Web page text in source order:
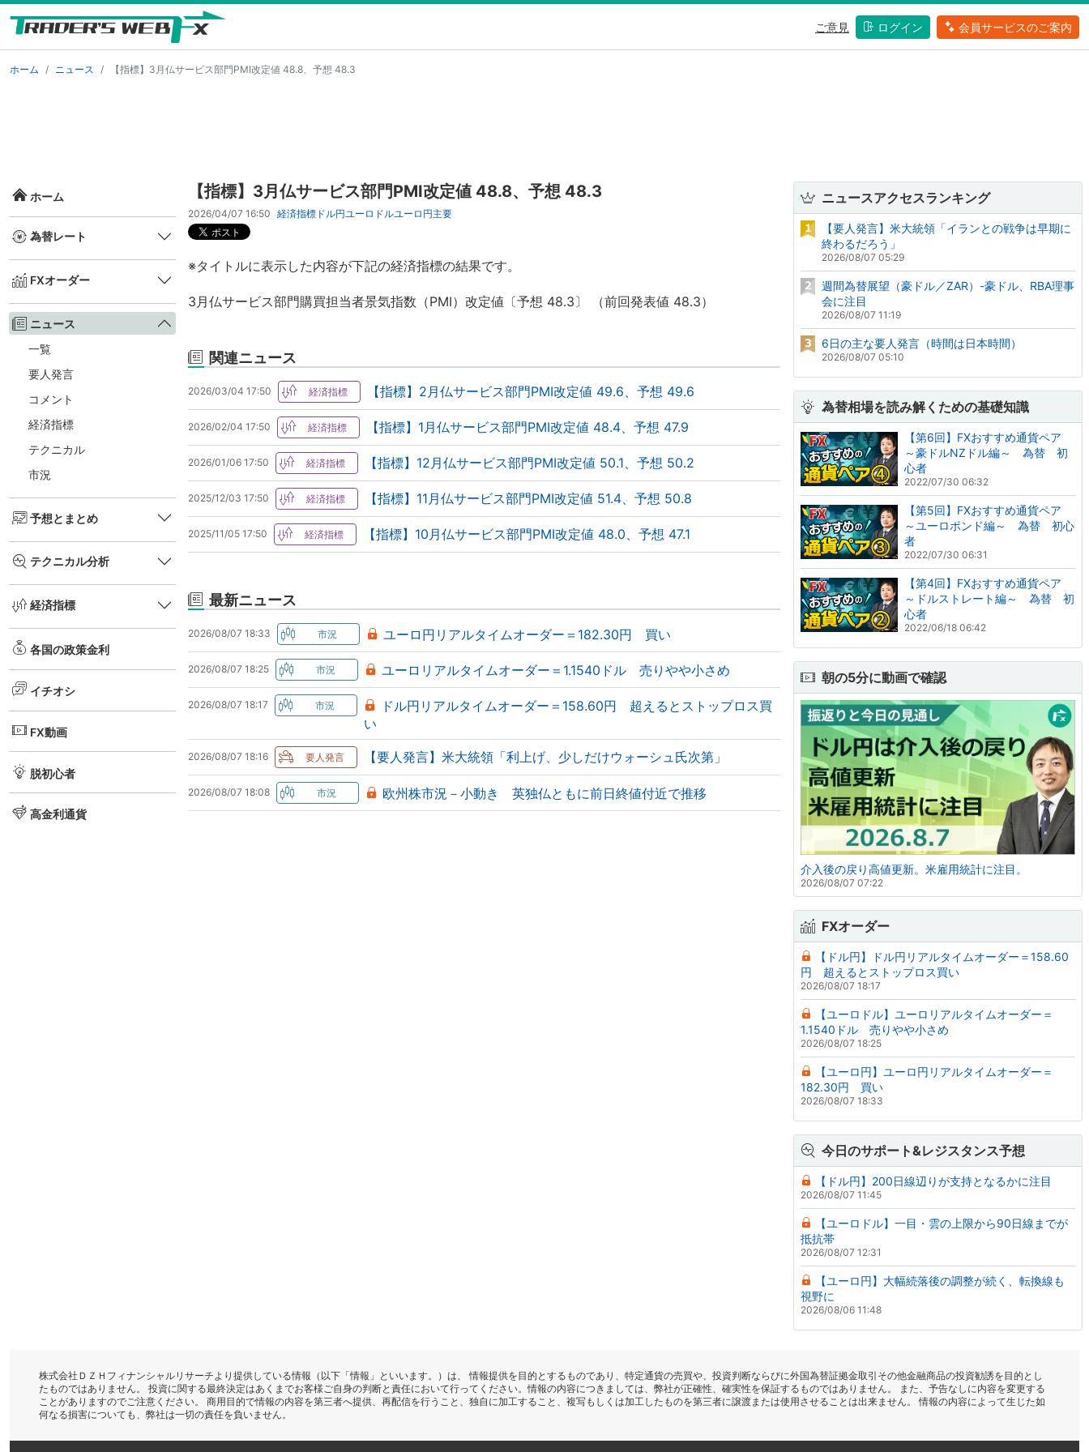
ご意見 ログイン 会員サービスのご案内
ホーム ニュース 【指標】3月仏サービス部門PMI改定値 48.8、予想 48.3
ホーム
為替レート
FXオーダー
ニュース
一覧
要人発言
コメント
経済指標
テクニカル
市況
予想とまとめ
テクニカル分析
経済指標
各国の政策金利
イチオシ
FX動画
脱初心者
高金利通貨
【指標】3月仏サービス部門PMI改定値 48.8、予想 48.3
2026/04/07 16:50 経済指標 ドル円ユーロドルユーロ円主要
※タイトルに表示した内容が下記の経済指標の結果です。
3月仏サービス部門購買担当者景気指数（PMI）改定値〔予想 48.3〕 （前回発表値 48.3）
関連ニュース
2026/03/04 17:50 【指標】2月仏サービス部門PMI改定値 49.6、予想 49.6
2026/02/04 17:50 【指標】1月仏サービス部門PMI改定値 48.4、予想 47.9
2026/01/06 17:50 【指標】12月仏サービス部門PMI改定値 50.1、予想 50.2
2025/12/03 17:50 【指標】11月仏サービス部門PMI改定値 51.4、予想 50.8
2025/11/05 17:50 【指標】10月仏サービス部門PMI改定値 48.0、予想 47.1
最新ニュース
2026/08/07 18:33 ユーロ円リアルタイムオーダー＝182.30円 買い
2026/08/07 18:25 ユーロリアルタイムオーダー＝1.1540ドル 売りやや小さめ
2026/08/07 18:17
ドル円リアルタイムオーダー＝158.60円 超えるとストップロス買
い
2026/08/07 18:16 【要人発言】米大統領「利上げ、少しだけウォーシュ氏次第」
2026/08/07 18:08 欧州株市況－小動き 英独仏ともに前日終値付近で推移
ニュースアクセスランキング
【要人発言】米大統領「イランとの戦争は早期に
終わるだろう」
2026/08/07 05:29
週間為替展望（豪ドル／ZAR）-豪ドル、RBA理事
会に注目
2026/08/07 11:19
6日の主な要人発言（時間は日本時間）
2026/08/07 05:10
為替相場を読み解くための基礎知識
【第6回】FXおすすめ通貨ペア
～豪ドルNZドル編～ 為替 初
心者
2022/07/30 06:32
【第5回】FXおすすめ通貨ペア
～ユーロポンド編～ 為替 初心
者
2022/07/30 06:31
【第4回】FXおすすめ通貨ペア
～ドルストレート編～ 為替 初
心者
2022/06/18 06:42
朝の5分に動画で確認
介入後の戻り高値更新。米雇用統計に注目。
2026/08/07 07:22
FXオーダー
【ドル円】ドル円リアルタイムオーダー＝158.60
円 超えるとストップロス買い
2026/08/07 18:17
【ユーロドル】ユーロリアルタイムオーダー＝
1.1540ドル 売りやや小さめ
2026/08/07 18:25
【ユーロ円】ユーロ円リアルタイムオーダー＝
182.30円 買い
2026/08/07 18:33
今日のサポート&レジスタンス予想
【ドル円】200日線辺りが支持となるかに注目
2026/08/07 11:45
【ユーロドル】一目・雲の上限から90日線までが
抵抗帯
2026/08/07 12:31
【ユーロ円】大幅続落後の調整が続く、転換線も
視野に
2026/08/06 11:48
株式会社ＤＺＨフィナンシャルリサーチより提供している情報（以下「情報」といいます。）は、 情報提供を目的とするものであり、特定通貨の売買や、投資判断ならびに外国為替証拠金取引その他金融商品の投資勧誘を目的とし
たものではありません。 投資に関する最終決定はあくまでお客様ご自身の判断と責任において行ってください。情報の内容につきましては、弊社が正確性、確実性を保証するものではありません。 また、予告なしに内容を変更する
ことがありますのでご注意ください。 商用目的で情報の内容を第三者へ提供、再配信を行うこと、独自に加工すること、複写もしくは加工したものを第三者に譲渡または使用させることは出来ません。 情報の内容によって生じた如
何なる損害についても、弊社は一切の責任を負いません。